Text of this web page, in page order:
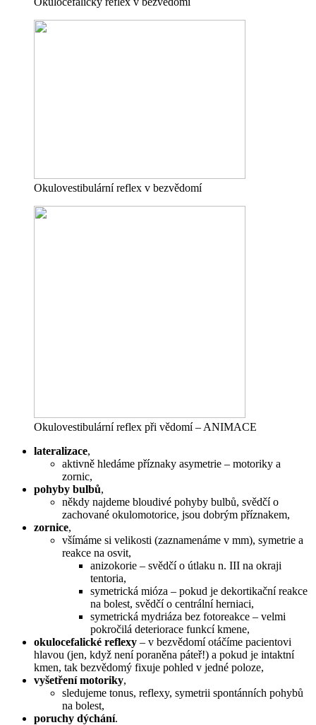
Okulovestibulární reflex v bezvědomí
Okulovestibulární reflex při vědomí – ANIMACE
lateralizace,
aktivně hledáme příznaky asymetrie – motoriky a
zornic,
pohyby bulbů,
někdy najdeme bloudivé pohyby bulbů, svědčí o
zachované okulomotorice, jsou dobrým příznakem,
zornice,
všímáme si velikosti (zaznamenáme v mm), symetrie a
reakce na osvit,
anizokorie – svědčí o útlaku n. III na okraji
tentoria,
symetrická mióza – pokud je dekortikační reakce
na bolest, svědčí o centrální herniaci,
symetrická mydriáza bez fotoreakce – velmi
pokročilá deteriorace funkcí kmene,
okulocefalické reflexy – v bezvědomí otáčíme pacientovi
hlavou (jen, když není poraněna páteř!) a pokud je intaktní
kmen, tak bezvědomý fixuje pohled v jedné poloze,
vyšetření motoriky,
sledujeme tonus, reflexy, symetrii spontánních pohybů
na bolest,
poruchy dýchání.